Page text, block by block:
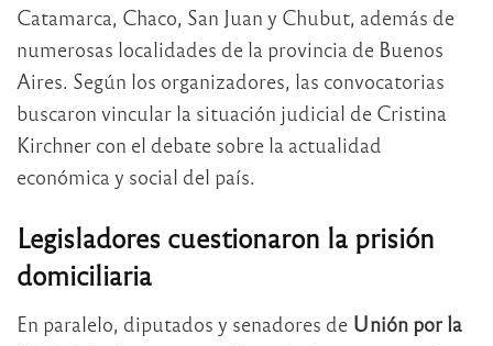
Catamarca, Chaco, San Juan y Chubut, además de
numerosas localidades de la provincia de Buenos
Aires. Según los organizadores, las convocatorias
buscaron vincular la situación judicial de Cristina
Kirchner con el debate sobre la actualidad
económica y social del país.
Legisladores cuestionaron la prisión
domiciliaria
En paralelo, diputados y senadores de Unión por la